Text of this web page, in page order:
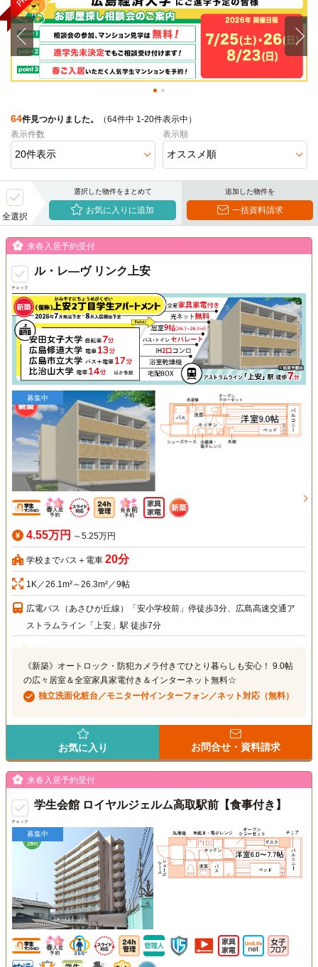
64件見つかりました。
（64件中 1-20件表示中）
表示件数
表示順
全選択
選択した物件をまとめて
お気に入りに追加
追加した物件を
一括資料請求
チェック
来春入居予約受付
ル・レ―ヴ リンク上安
募集中
4.55万円 ～5.25万円
学校までバス＋電車 20分
1K／26.1m²～26.3m²／9帖
広電バス（あさひが丘線）「安小学校前」停徒歩3分、広島高速交通ア
ストラムライン「上安」駅 徒歩7分
《新築》オートロック・防犯カメラ付きでひとり暮らしも安心！ 9.0帖
の広々居室＆全室家具家電付き＆インターネット無料☆
独立洗面化粧台／モニター付インターフォン／ネット対応（無料）
お気に入り お問合せ・資料請求
チェック
来春入居予約受付
学生会館 ロイヤルジェルム高取駅前【食事付き】
募集中